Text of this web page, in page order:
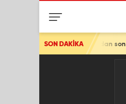
SON DAKİKA
Bakan Fidan'dan son dakika açıklamalar!